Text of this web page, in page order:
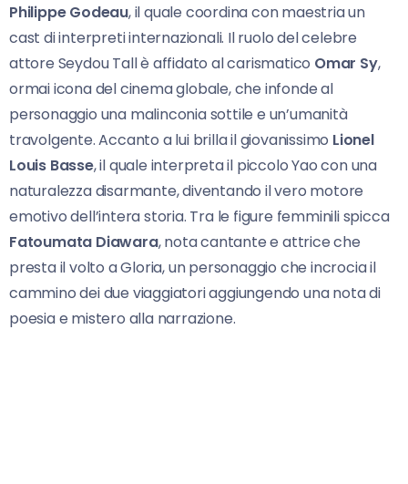
Philippe Godeau, il quale coordina con maestria un
cast di interpreti internazionali. Il ruolo del celebre
attore Seydou Tall è affidato al carismatico Omar Sy,
ormai icona del cinema globale, che infonde al
personaggio una malinconia sottile e un’umanità
travolgente. Accanto a lui brilla il giovanissimo Lionel
Louis Basse, il quale interpreta il piccolo Yao con una
naturalezza disarmante, diventando il vero motore
emotivo dell’intera storia. Tra le figure femminili spicca
Fatoumata Diawara, nota cantante e attrice che
presta il volto a Gloria, un personaggio che incrocia il
cammino dei due viaggiatori aggiungendo una nota di
poesia e mistero alla narrazione.